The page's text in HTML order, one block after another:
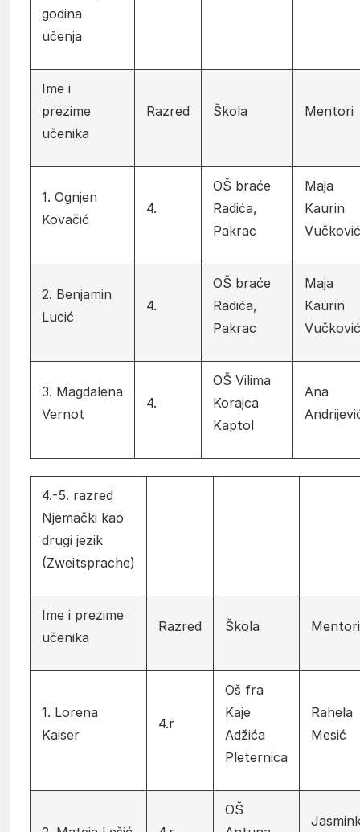
godina
učenja
Ime i
prezime
učenika
Razred Škola Mentori
1. Ognjen
Kovačić
4.
OŠ braće
Radića,
Pakrac
Maja
Kaurin
Vučković
2. Benjamin
Lucić
4.
OŠ braće
Radića,
Pakrac
Maja
Kaurin
Vučković
3. Magdalena
Vernot
4.
OŠ Vilima
Korajca
Kaptol
Ana
4.-5. razred
Njemački kao
drugi jezik
(Zweitsprache)
Ime i prezime
učenika
Razred Škola Mentori
1. Lorena
Kaiser
4.r
Oš fra
Kaje
Adžića
Pleternica
Rahela
Mesić
OŠ